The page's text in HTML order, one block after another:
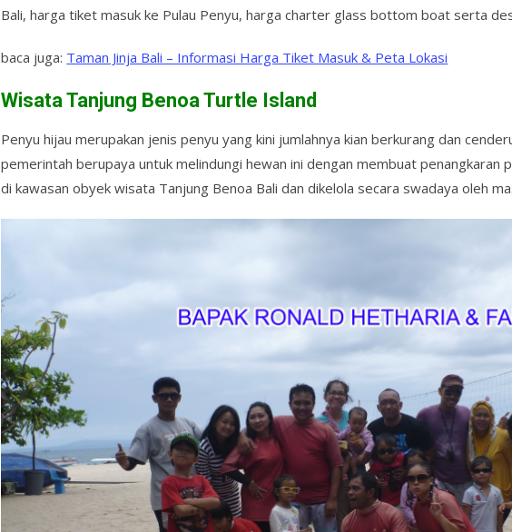
Bali, harga tiket masuk ke Pulau Penyu, harga charter glass bottom boat serta
baca juga: Taman Jinja Bali – Informasi Harga Tiket Masuk & Peta Lokasi
Wisata Tanjung Benoa Turtle Island
Penyu hijau merupakan jenis penyu yang kini jumlahnya kian berkurang dan
pemerintah berupaya untuk melindungi hewan ini dengan membuat penangkaran
di kawasan obyek wisata Tanjung Benoa Bali dan dikelola secara swadaya oleh